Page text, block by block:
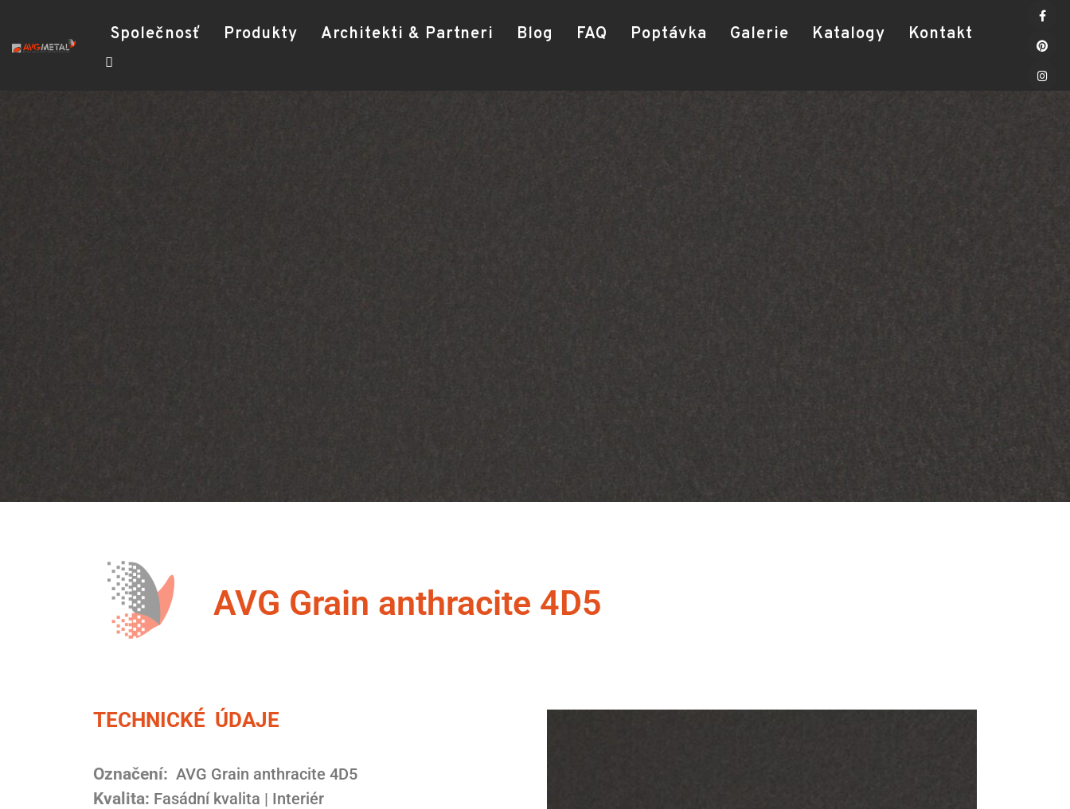
Společnosť Produkty Architekti & Partneri Blog FAQ Poptávka Galerie Katalogy Kontakt
AVG Grain anthracite 4D5
TECHNICKÉ ÚDAJE
Označení: AVG Grain anthracite 4D5
Kvalita: Fasádní kvalita | Interiér